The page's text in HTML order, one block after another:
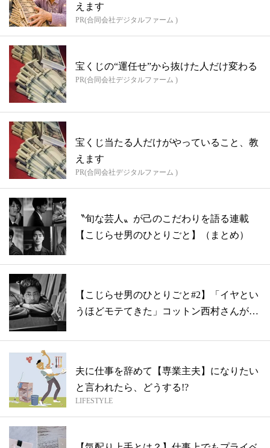
えます
PR(合同会社デジタルファーム )
宝くじの“運任せ”から抜けた人だけ変わる
PR(合同会社デジタルファーム )
宝くじ当たる人だけがやっていること、教
えます
PR(合同会社デジタルファーム )
〝旬な芸人〟が己のこだわりを語る連載
【こじらせ男のひとりごと】（まとめ）
【こじらせ男のひとりごと#2】「イヤとい
うほどモテてきた」コットン西村さんが結
夫に仕事を辞めて【専業主夫】になりたい
と言われたら、どうする!?
LIFESTYLE